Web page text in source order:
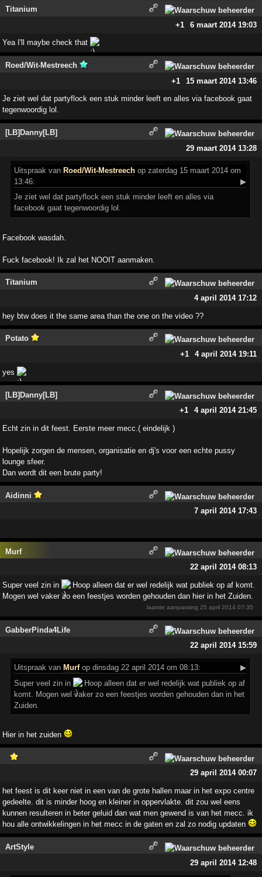
Titanium
+1
6 maart 2014 19:03
Yea I'll maybe check that
Roed/Wit-Mestreech
+1
15 maart 2014 13:46
Je ziet wel dat partyflock een stuk minder leeft en alles via facebook gaat
tegenwoordig lol.
[LB]Danny[LB]
29 maart 2014 13:28
Uitspraak van Roed/Wit-Mestreech op zaterdag 15 maart 2014 om
13:46:
▶
Je ziet wel dat partyflock een stuk minder leeft en alles via
facebook gaat tegenwoordig lol.
Facebook wasdah.
Fuck facebook! Ik zal het NOOIT aanmaken.
Titanium
4 april 2014 17:12
hey btw does it the same area than the one on the video ??
Potato
+1
4 april 2014 19:11
yes
[LB]Danny[LB]
+1
4 april 2014 21:45
Echt zin in dit feest. Eerste meer mecc.( eindelijk )
Hopelijk zorgen de mensen, organisatie en dj's voor een echte pussy
lounge sfeer.
Dan wordt dit een brute party!
Aidinni
7 april 2014 17:43
Murf
22 april 2014 08:13
Super veel zin in
Hoop alleen dat er wel redelijk wat publiek op af komt.
Mogen wel vaker zo een feestjes worden gehouden dan hier in het Zuiden.
laatste aanpassing25 april 2014 07:35
GabberPinda4Life
22 april 2014 15:59
Uitspraak van Murfop dinsdag 22 april 2014 om 08:13:
▶
Super veel zin in
Hoop alleen dat er wel redelijk wat publiek op af
komt. Mogen wel vaker zo een feestjes worden gehouden dan in het
Zuiden.
Hier in het zuiden
29 april 2014 00:07
het feest is dit keer niet in een van de grote hallen maar in het expo centre
gedeelte. dit is minder hoog en kleiner in oppervlakte. dit zou wel eens
kunnen resulteren in beter geluid dan wat men gewend is van het mecc. ik
hou alle ontwikkelingen in het mecc in de gaten en zal zo nodig updaten
ArtStyle
29 april 2014 12:48